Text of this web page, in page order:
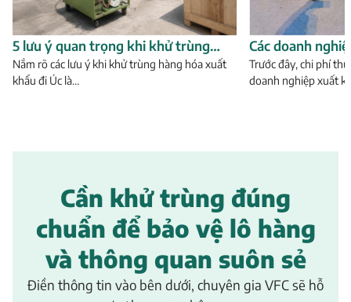
5 lưu ý quan trọng khi khử trùng
hàng hóa xuất khẩu đi Úc
Nắm rõ các lưu ý khi khử trùng hàng hóa xuất
khẩu đi Úc là…
Các doanh
lựa chọn đơn vị
chí nào?
Trước đây, chi phí
doanh nghiệp xuất
Cần khử trùng đúng
chuẩn để bảo vệ lô hàng
và thông quan suôn sẻ
Điền thông tin vào bên dưới, chuyên gia VFC sẽ hỗ